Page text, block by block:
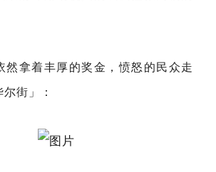
然拿着丰厚的奖金，愤怒的民众走
街」：